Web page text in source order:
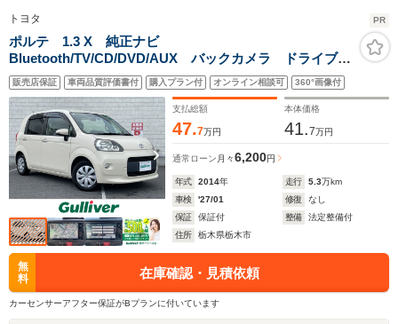
トヨタ PR
ポルテ 1.3 X 純正ナビ
Bluetooth/TV/CD/DVD/AUX バックカメラ ドライブレ
コーダー ETC 横滑り防止装置 アイドリングストッ
プ ドアバイザー 片側パワスラ オートライト HIDヘ
ッドライド 純正フロアマット
販売店保証 車両品質評価書付 購入プラン付 オンライン相談可 360°画像付
支払総額
47.7万円
本体価格
41.7万円
通常ローン 月々6,200円
年式 2014年 走行 5.3万km
車検
'27/01 修復
なし
保証
保証付 整備
法定整備付
住所
栃木県栃木市
無
料
在庫確認・見積依頼
カーセンサーアフター保証がBプランに付いています